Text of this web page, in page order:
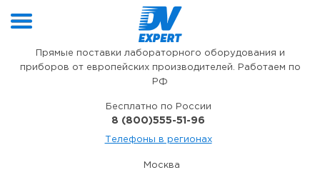
Прямые поставки лабораторного оборудования и
приборов от европейских производителей. Работаем по
РФ
Бесплатно по России
8 (800)555-51-96
Телефоны в регионах
Москва